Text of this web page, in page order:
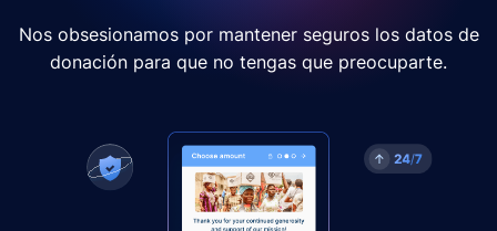
Nos obsesionamos por mantener seguros los datos de
donación para que no tengas que preocuparte.